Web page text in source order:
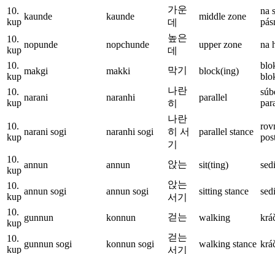
10.
kup
kaunde kaunde
가운
데
middle zone
na
10.
kup
nopunde nopchunde
높은
데
upper zone
na
10.
kup
makgi makki 막기 block(ing)
10.
kup
narani naranhi
나란
히
parallel
10.
kup
narani sogi naranhi sogi
나란
히 서
기
parallel stance
10.
kup
annun annun 앉는 sit(ting)
10.
kup
annun sogi annun sogi
앉는
서기
sitting stance
10.
kup
gunnun konnun 걷는 walking
10.
kup
gunnun sogi konnun sogi
걷는
서기
walking stance